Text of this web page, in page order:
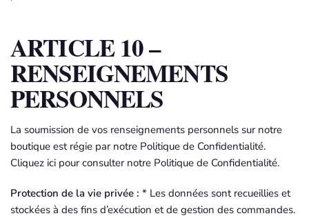
ARTICLE 10 –
RENSEIGNEMENTS
PERSONNELS
La soumission de vos renseignements personnels sur notre
boutique est régie par notre Politique de Confidentialité.
Cliquez ici pour consulter notre Politique de Confidentialité.
Protection de la vie privée : * Les données sont recueillies et
stockées à des fins d’exécution et de gestion des commandes.